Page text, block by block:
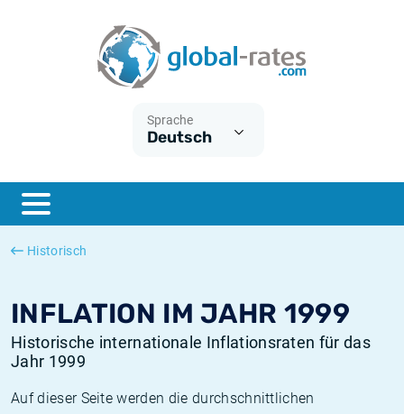
Sprache
Deutsch
Historisch
INFLATION IM JAHR 1999
Historische internationale Inflationsraten für das
Jahr 1999
Auf dieser Seite werden die durchschnittlichen
ESTER
SONIA
Was ist die VPI-Inflation?
Was ist die HVPI-Inflation?
Deutsche inflation
Europäische inflation
Historische Euribor-Sätze
Historische ESTER-Sätze
Historische SOFR-Sätze
Historische SONIA-Sätze
Inflationsrechner